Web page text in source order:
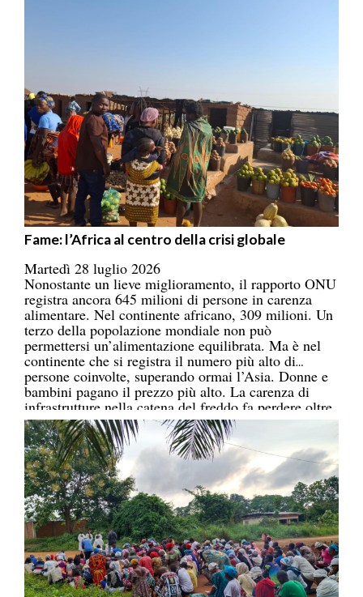
Fame: l’Africa al centro della crisi globale
Martedì 28 luglio 2026
Nonostante un lieve miglioramento, il rapporto ONU
registra ancora 645 milioni di persone in carenza
alimentare. Nel continente africano, 309 milioni. Un
terzo della popolazione mondiale non può
permettersi un’alimentazione equilibrata. Ma è nel
continente che si registra il numero più alto di
persone coinvolte, superando ormai l’Asia. Donne e
bambini pagano il prezzo più alto. La carenza di
infrastrutture nella catena del freddo fa perdere oltre
un terzo della produzione di frutta, verdura, pesce e
latticini.